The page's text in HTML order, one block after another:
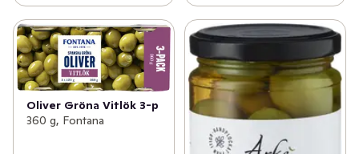
Oliver Gröna Vitlök 3-p
360 g, Fontana